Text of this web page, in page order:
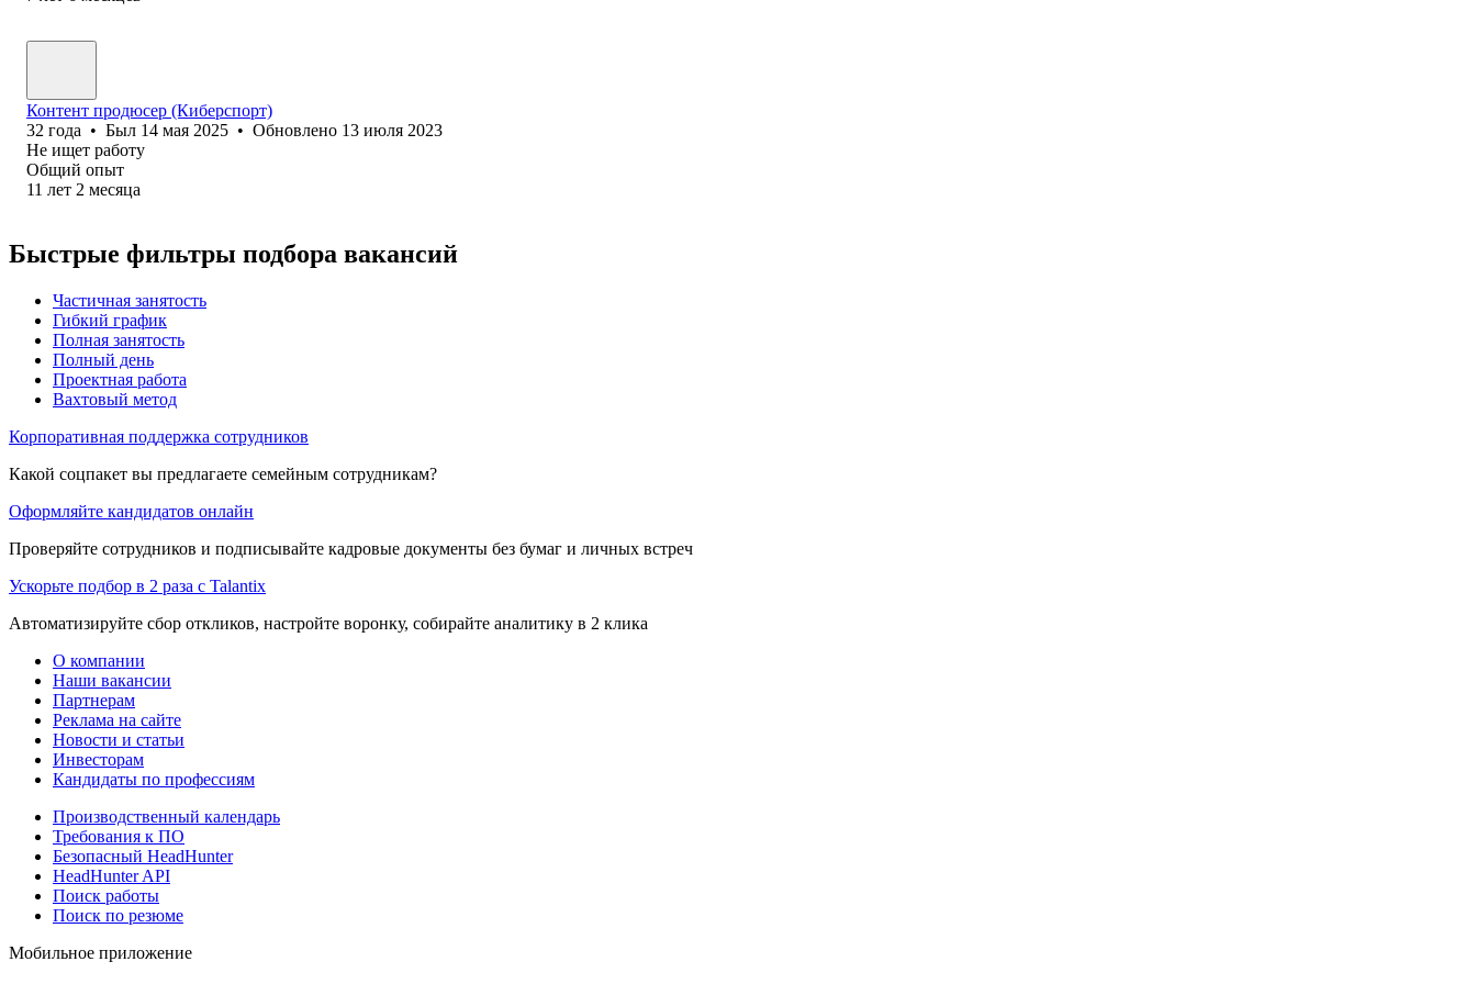
Контент продюсер (Киберспорт)
32 года • Был 14 мая 2025 • Обновлено 13 июля 2023
Не ищет работу
Общий опыт
11 лет 2 месяца
Быстрые фильтры подбора вакансий
Частичная занятость
Гибкий график
Полная занятость
Полный день
Проектная работа
Вахтовый метод
Корпоративная поддержка сотрудников
Какой соцпакет вы предлагаете семейным сотрудникам?
Оформляйте кандидатов онлайн
Проверяйте сотрудников и подписывайте кадровые документы без бумаг и личных встреч
Ускорьте подбор в 2 раза с Talantix
Автоматизируйте сбор откликов, настройте воронку, собирайте аналитику в 2 клика
О компании
Наши вакансии
Партнерам
Реклама на сайте
Новости и статьи
Инвесторам
Кандидаты по профессиям
Производственный календарь
Требования к ПО
Безопасный HeadHunter
HeadHunter API
Поиск работы
Поиск по резюме
Мобильное приложение